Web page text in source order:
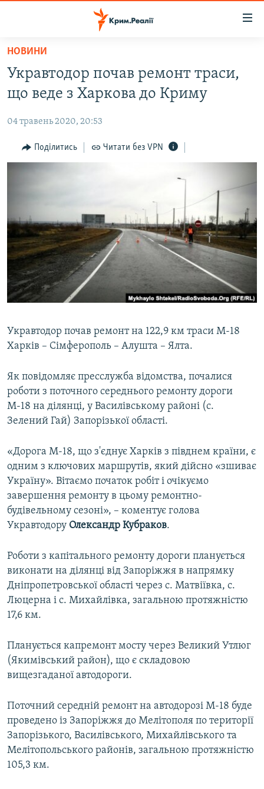
Перейти
основного
матеріалу
до
навігації
Перейти
ВОДА.КРИМ
ПОЛІТИКА
БЛОГИ
ПОГЛЯД
СПЕЦПРОЕКТИ
ДЕПОРТАЦІЯ
ВІДЕОУРОКИ «ELIFBE»
СВІДЧЕННЯ ОКУПАЦІЇ
ІНФОГРАФІКА
ЯК ОБІЙТИ БЛОКУВАННЯ
Русский
Qırımtatar
ДОЛУЧАЙСЯ!
Усі сайти RFE/RL
НОВИНИ
Укравтодор почав ремонт траси,
що веде з Харкова до Криму
04 травень 2020, 20:53
Поділитись Читати без VPN
Укравтодор почав ремонт на 122,9 км траси М-18
Харків – Сімферополь – Алушта – Ялта.
Як повідомляє пресслужба відомства, почалися
роботи з поточного середнього ремонту дороги
М-18 на ділянці, у Василівському районі (с.
Зелений Гай) Запорізької області.
«Дорога М-18, що з'єднує Харків з півднем країни, є
одним з ключових маршрутів, який дійсно «зшиває
Україну». Вітаємо початок робіт і очікуємо
завершення ремонту в цьому ремонтно-
будівельному сезоні», – коментує голова
Укравтодору Олександр Кубраков.
Роботи з капітального ремонту дороги планується
виконати на ділянці від Запоріжжя в напрямку
Дніпропетровської області через с. Матвіївка, с.
Люцерна і с. Михайлівка, загальною протяжністю
17,6 км.
Планується капремонт мосту через Великий Утлюг
(Якимівський район), що є складовою
вищезгаданої автодороги.
Поточний середній ремонт на автодорозі М-18 буде
проведено із Запоріжжя до Мелітополя по території
Запорізького, Василівського, Михайлівського та
Мелітопольського районів, загальною протяжністю
105,3 км.